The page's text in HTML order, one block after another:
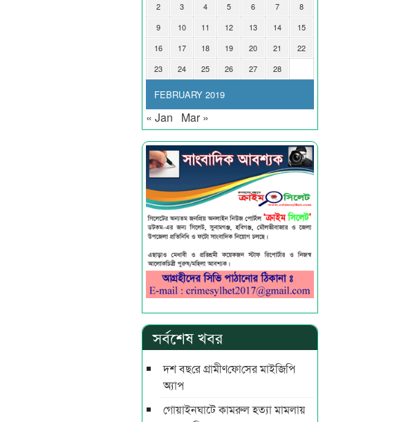
FEBRUARY 2019
2
3 4 5 6 7
8
9
10 11 12 13 14
15
16
17 18 19 20 21
22
23
24 25 26 27 28
« Jan Mar »
সর্বশেষ খবর
দশ বছ‌রে গ্রামীণ‌ফো‌সের মাইজিপি
অ্যাপ
গোয়াইনঘাটে কামরুল হত্যা মামলায়